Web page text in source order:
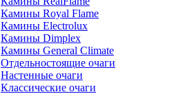
Камины Royal Flame
Камины Electrolux
Камины Dimplex
Камины General Climate
Отдельностоящие очаги
Настенные очаги
Классические очаги